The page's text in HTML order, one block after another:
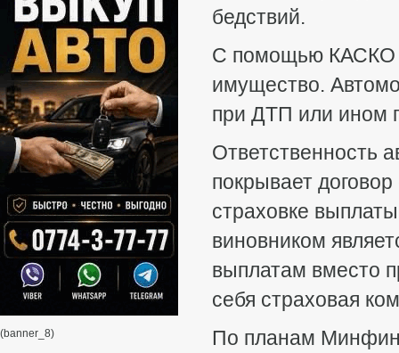
(banner_8)
бедствий.
С помощью КАСКО
имущество.
при ДТП или ином
Ответственность
покрывает
страховке
виновником
выплатам вместо
себя страховая
По планам